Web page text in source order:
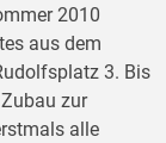
2010
aus dem
3. Bis
zur
alle